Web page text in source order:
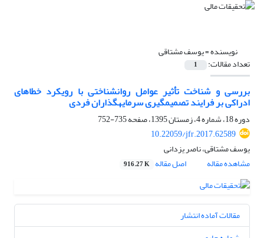
نویسنده =یوسف مشتاقی
تعداد مقالات: 1
بررسی و شناخت تأثیر عوامل روان‎شناختی با رویکرد خطاهای
ادراکی بر فرایند تصمیم‎گیری سرمایه‎گذاران فردی
دوره 18، شماره 4، زمستان 1395، صفحه
735-752
10.22059/jfr.2017.62589
یوسف مشتاقی، ناصر یزدانی
مشاهده مقاله
اصل مقاله 916.27 K
مقالات آماده انتشار